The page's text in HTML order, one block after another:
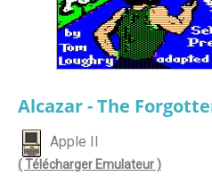
Alcazar - The
Apple II
( Télécharger Emulateur )